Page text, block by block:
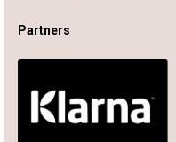
Partners